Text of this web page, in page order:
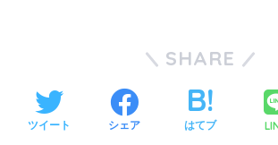
SHARE
ツイート シェア はてブ